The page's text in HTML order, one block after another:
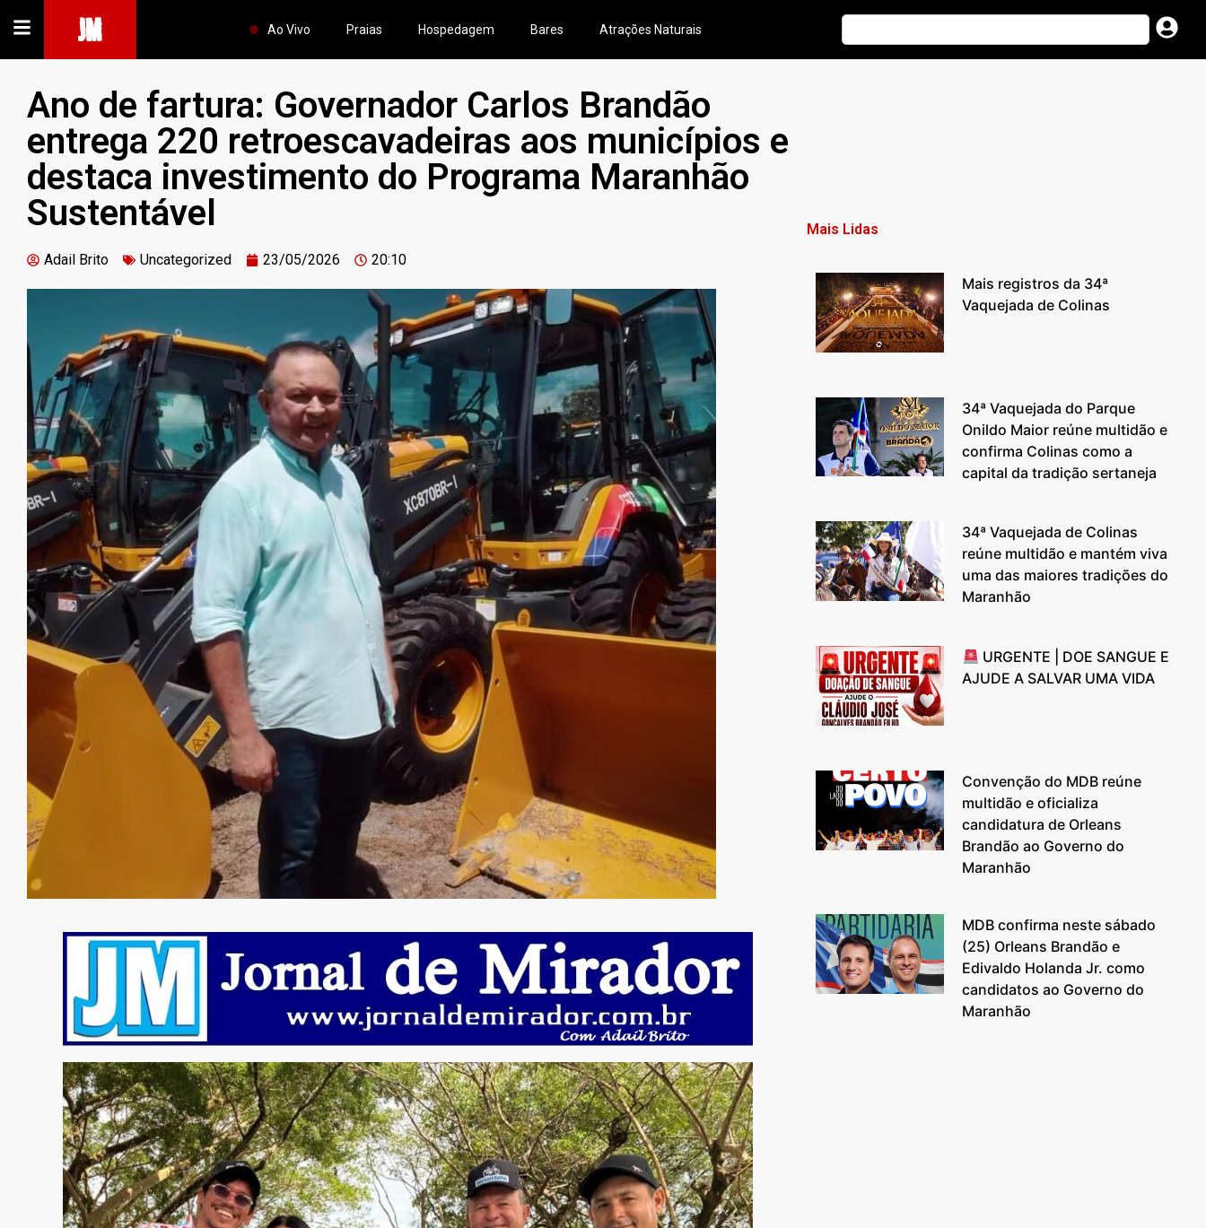
JM Ao Vivo Praias Hospedagem Bares Atrações Naturais
Ano de fartura: Governador Carlos Brandão
entrega 220 retroescavadeiras aos municípios e
destaca investimento do Programa Maranhão
Sustentável
Adail Brito Uncategorized 23/05/2026 20:10
Mais Lidas
Mais registros da 34ª
Vaquejada de Colinas
34ª Vaquejada do Parque
Onildo Maior reúne multidão e
confirma Colinas como a
capital da tradição sertaneja
34ª Vaquejada de Colinas
reúne multidão e mantém viva
uma das maiores tradições do
Maranhão
URGENTE | DOE SANGUE E
AJUDE A SALVAR UMA VIDA
Convenção do MDB reúne
multidão e oficializa
candidatura de Orleans
Brandão ao Governo do
Maranhão
MDB confirma neste sábado
(25) Orleans Brandão e
Edivaldo Holanda Jr. como
candidatos ao Governo do
Maranhão